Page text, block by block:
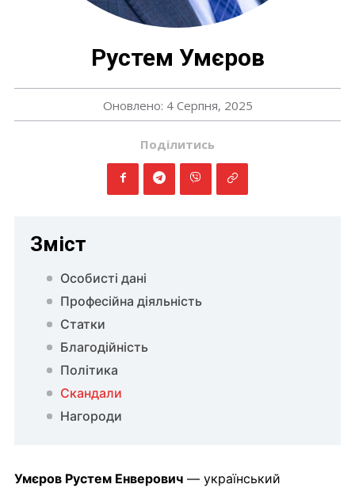
Рустем Умєров
Оновлено: 4 Серпня, 2025
Поділитись
Зміст
Особисті дані
Професійна діяльність
Статки
Благодійність
Політика
Скандали
Нагороди
Умєров Рустем Енверович — український